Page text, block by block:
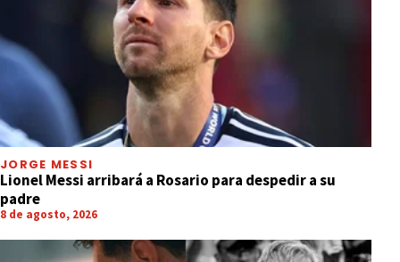
JORGE MESSI
Lionel Messi arribará a Rosario para despedir a su
padre
8 de agosto, 2026